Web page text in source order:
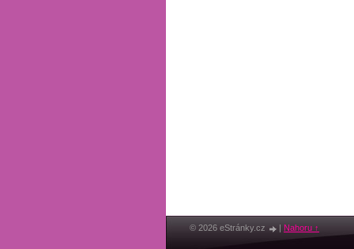
© 2026 eStránky.cz | Nahoru ↑